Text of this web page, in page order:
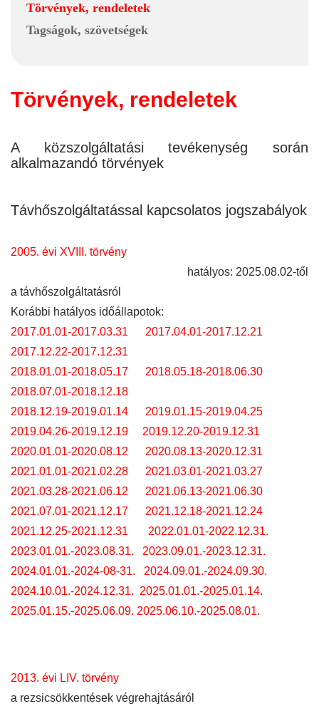
Törvények, rendeletek
Tagságok, szövetségek
Törvények, rendeletek
A közszolgáltatási tevékenység során
alkalmazandó törvények
Távhőszolgáltatással kapcsolatos jogszabályok
2005. évi XVIII. törvény
hatályos: 2025.08.02-től
a távhőszolgáltatásról
Korábbi hatályos időállapotok:
2017.01.01-2017.03.31
2017.04.01-2017.12.21
2017.12.22-2017.12.31
2018.01.01-2018.05.17
2018.05.18-2018.06.30
2018.07.01-2018.12.18
2018.12.19-2019.01.14
2019.01.15-2019.04.25
2019.04.26-2019.12.19
2019.12.20-2019.12.31
2020.01.01-2020.08.12
2020.08.13-2020.12.31
2021.01.01-2021.02.28
2021.03.01-2021.03.27
2021.03.28-2021.06.12
2021.06.13-2021.06.30
2021.07.01-2021.12.17
2021.12.18-2021.12.24
2021.12.25-2021.12.31
2022.01.01-2022.12.31.
2023.01.01.-2023.08.31.
2023.09.01.-2023.12.31.
2024.01.01.-2024-08-31.
2024.09.01.-2024.09.30.
2024.10.01.-2024.12.31. 2025.01.01.-2025.01.14.
2025.01.15.-2025.06.09. 2025.06.10.-2025.08.01.
2013. évi LIV. törvény
a rezsicsökkentések végrehajtásáról